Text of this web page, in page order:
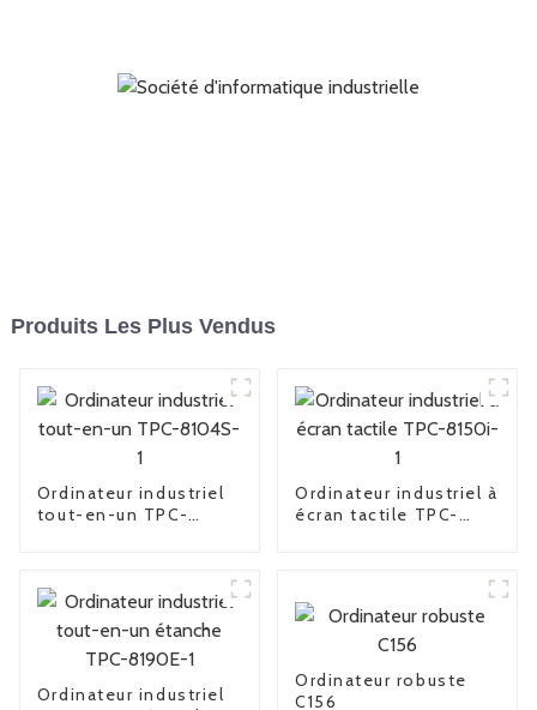
Produits Les Plus Vendus
Ordinateur industriel
tout-en-un TPC-
Ordinateur industriel à
écran tactile TPC-
Ordinateur industriel
Ordinateur robuste
C156